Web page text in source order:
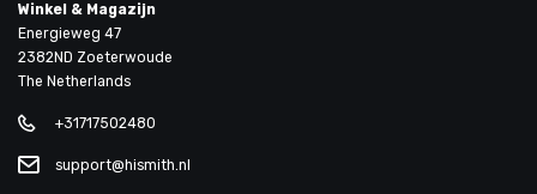
Winkel & Magazijn
Energieweg 47
2382ND Zoeterwoude
The Netherlands
+31717502480
support@hismith.nl